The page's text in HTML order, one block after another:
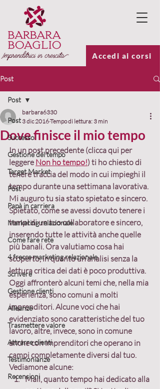
Accedi ai corsi
Post
Post
Successo
Gestione del tempo
Target Market
Post
Papà in carriera
Marketing relazionale
Come fare rete
4 frecce marketing relazionale
Scrivere
Gestione clienti
Alleanze
Trasmettere valore
Attrarre clienti
Testimonianze
Recensioni
Post
Dove finisce il mio tempo
barbara6330
3 dic 2016Tempo di lettura: 3 min
In un post precedente (clicca qui per
leggere Non ho tempo!) ti ho chiesto di
tenere traccia del modo in cui impieghi il
tempo durante una settimana lavorativa.
Mi auguro tu sia stato spietato e sincero.
Spietato, come se avessi dovuto tenere i
tempi di un tuo collaboratore e sincero,
inserendo tutte le attività anche quelle
più banali. Ora valutiamo cosa hai
scoperto, in quanto un’analisi senza la
lettura critica dei dati è poco produttiva.
Oggi affronterò alcuni temi che, nella mia
esperienza, sono comuni a molti
imprenditori. Alcune voci che hai
evidenziato sono caratteristiche del tuo
lavoro, altre, invece, sono in comune
anche con imprenditori che operano in
campi completamente diversi dal tuo.
Vediamone alcune:
Mail, quanto tempo hai dedicato alla